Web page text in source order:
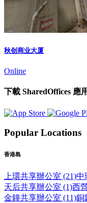
秋创商业大厦
Online
下載 SharedOffices 應
Popular Locations
香港島
上環共享辦公室 (21)中
天后共享辦公室 (1)西
金鐘共享辦公室 (11)銅